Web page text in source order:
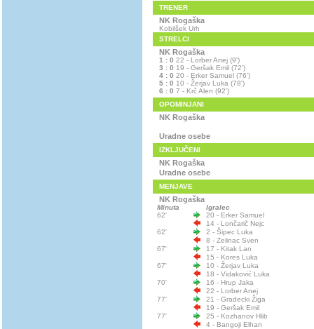
TRENER
NK Rogaška
Kobilšek Urh
STRELCI
NK Rogaška
1 : 0 22 - Lorber Anej (9')
3 : 0 19 - Geršak Emil (72')
4 : 0 20 - Erker Samuel (76')
5 : 0 10 - Žerjav Luka (78')
6 : 0 7 - Krč Alen (92')
OPOMINJANI
NK Rogaška
Uradne osebe
IZKLJUČENI
NK Rogaška
Uradne osebe
MENJAVE
NK Rogaška
Minuta
Igralec
62'
20 - Erker Samuel
14 - Lončarič Nejc
62'
2 - Šipec Luka
8 - Zelinac Sven
67'
17 - Kitak Lan
15 - Kores Luka
67'
10 - Žerjav Luka
18 - Vidaković Luka
70'
16 - Hrup Jaka
22 - Lorber Anej
77'
21 - Gradecki Žiga
19 - Geršak Emil
77'
25 - Kozhanov Hlib
4 - Bangoji Elhan